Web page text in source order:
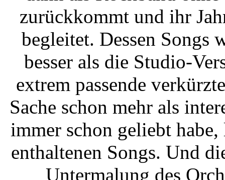
zurückkommt und ihr
begleitet. Dessen Songs
besser als die Studio-
extrem passende
Sache schon mehr als
immer schon geliebt
enthaltenen Songs. Und
Untermalung des